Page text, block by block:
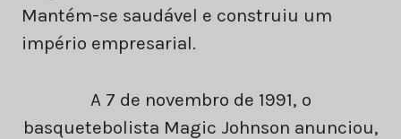
Mantém-se saudável e construiu um
império empresarial.
A 7 de novembro de 1991, o
basquetebolista Magic Johnson anunciou,